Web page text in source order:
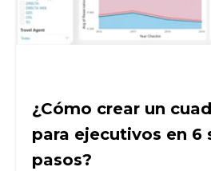
¿Cómo crear un
para ejecutivos en 6
pasos?